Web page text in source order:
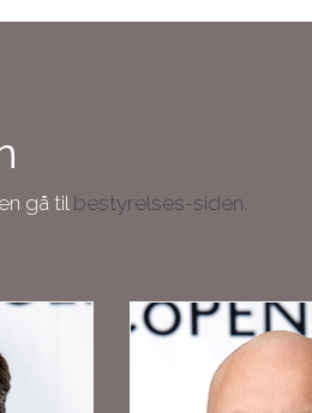
gå til bestyrelses-siden.